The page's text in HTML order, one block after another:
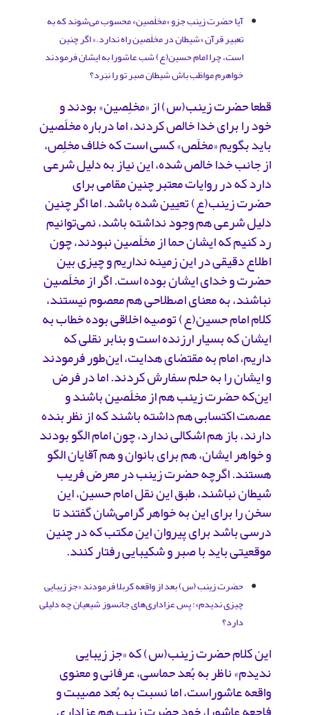
آیا حضرت زینب جزو «مخلَصین» محسوب می‌شوند که به
تعبیر قرآن «شیطان در مخلَصین راه ندارد.» اگر چنین
است، چرا امام حسین(ع) شب عاشورا به ایشان فرمودند
خواهرم مواظب باش شیطان صبر تو را نبَرد؟
قطعا حضرت ‌زینب(س) از «مخلِصین» بودند و
خود را برای خدا خالص کردند، اما درباره مخلَصین
باید بگویم «مخلَص» کسی است که خلاف مخلِص،
از جانب خدا خالص شده، این نیاز به دلیل شرعی
دارد که در روایات معتبر چنین مقامی برای
حضرت‌ زینب(ع) تعیین شده باشد. اما اگر چنین
دلیل شرعی‌ هم وجود نداشته باشد، نمی‌توانیم
رد کنیم که ایشان حما از مخلَصین نبودند، چون
اطلاع دقیقی در این زمینه نداریم و چیزی بین
حضرت و خدای ایشان بوده است. اگر از مخلَصین
نباشند، به معنای اصطلاحی هم معصوم نیستند،
کلام امام ‌حسین(ع) توصیه اخلاقی‌ بوده خطاب به
ایشان که بسیار ارزنده است و بنابر نقلی که
داریم، امام به مقتضای هدایت، این‌طور فرمودند
و ایشان را به حلم سفارش کردند. اما در فرض
این‌که حضرت زینب هم از مخلَصین باشند و
عصمت اکتسابی هم داشته باشند که از نظر بنده
دارند، باز هم اشکالی ندارد، چون امام الگو بودند
و خواهر ایشان، هم برای بانوان و هم آقایان الگو
هستند. اگرچه حضرت‌ زینب در معرض فریب
شیطان نباشند، طبق این نقل امام حسین، این
سخن را برای این به خواهر گرامی‌شان گفتند تا
درسی‌ باشد برای پیروان این مکتب که در چنین
موقعیتی باید با صبر و شکیبایی رفتار کنند.
حضرت زینب (س) بعد از واقعه کربلا فرمودند «جز زیبایی
چیزی ندیدم»؛ پس عزاداری‌های جانسوز شیعیان چه دلیلی
دارد؟
این کلام حضرت ‌زینب(س) که «جز زیبایی
ندیدم» ناظر به بُعد حماسی، عرفانی و معنوی
واقعه عاشوراست، اما نسبت به بُعد مصیبت و